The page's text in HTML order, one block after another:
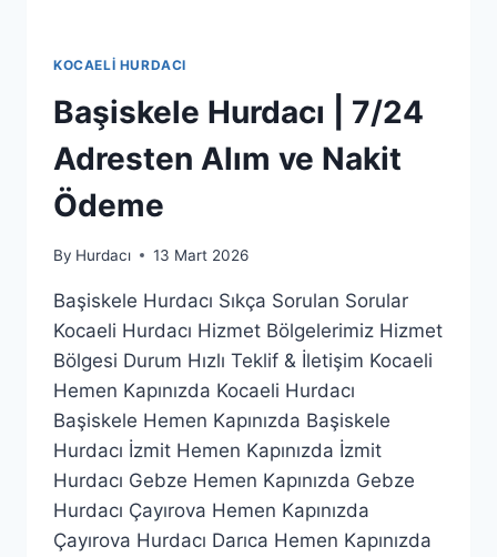
KOCAELI HURDACI
Başiskele Hurdacı | 7/24
Adresten Alım ve Nakit
Ödeme
By Hurdacı 13 Mart 2026
Başiskele Hurdacı Sıkça Sorulan Sorular
Kocaeli Hurdacı Hizmet Bölgelerimiz Hizmet
Bölgesi Durum Hızlı Teklif & İletişim Kocaeli
Hemen Kapınızda Kocaeli Hurdacı
Başiskele Hemen Kapınızda Başiskele
Hurdacı İzmit Hemen Kapınızda İzmit
Hurdacı Gebze Hemen Kapınızda Gebze
Hurdacı Çayırova Hemen Kapınızda
Çayırova Hurdacı Darıca Hemen Kapınızda